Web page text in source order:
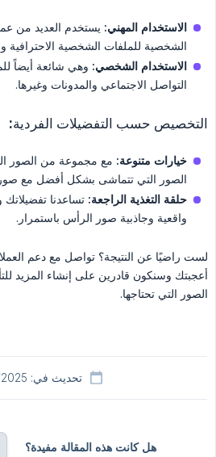
الاستخدام المهني: يستخدم العديد من
الشخصية للملفات الشخصية الاحترافية
الاستخدام الشخصي: وهي شائعة أيضاً
التواصل الاجتماعي والمدونات وغيرها.
التخصيص حسب التفضيلات الفردية:
خيارات متنوعة: مع مجموعة من الصور
الصور التي تتماشى بشكل أفضل مع
حلقة التغذية الراجعة: تساعدنا
واقعية وجاذبية صور الرأس باستمرار.
لست راضيًا عن النتيجة؟ تواصل مع دعم
أعجبتك وسنكون قادرين على إنشاء المزيد
الصور التي تحتاجها.
تحديث في: 17/06/2025
هل كانت هذه المقالة مفيدة؟